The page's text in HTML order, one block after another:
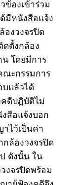
ข้องเข้าร่วม
มีหนังสือแจ้ง
องวงจรปิด
ตั้งกล้อง
โดยมีการ
ณะกรรมการ
บแล้วได้
คดีปฏิบัติไม่
สือแจ้งบอก
ไว้เป็นค่า
ล้องวงจรปิด
ดังนั้น ใน
งจรปิดพร้อม